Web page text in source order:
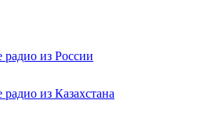
радио из России
радио из Казахстана